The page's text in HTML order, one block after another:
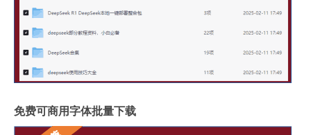
免费可商用字体批量下载